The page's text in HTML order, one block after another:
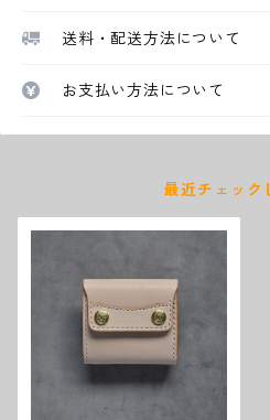
送料・配送方法について
お支払い方法について
最近チェック